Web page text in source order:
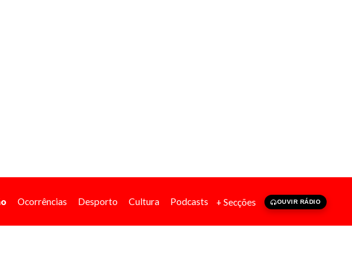
Ocorrências Desporto Cultura Podcasts + Secções OUVIR RÁDIO